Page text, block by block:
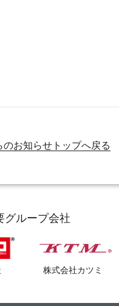
のお知らせトップへ戻る
グループ会社
株式会社カツミ